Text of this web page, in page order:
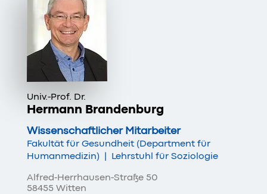
Univ.-Prof. Dr.
Hermann Brandenburg
Wissenschaftlicher Mitarbeiter
Fakultät für Gesundheit (Department für
Humanmedizin) | Lehrstuhl für Soziologie
Alfred-Herrhausen-Straße 50
58455 Witten